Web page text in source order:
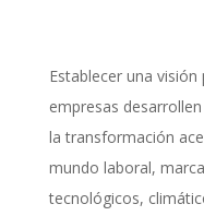
Establecer una
empresas
la transformación
mundo laboral,
tecnológicos,